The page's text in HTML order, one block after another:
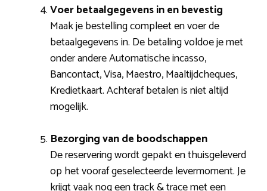
Voer betaalgegevens in en bevestig
Maak je bestelling compleet en voer de
betaalgegevens in. De betaling voldoe je met
onder andere Automatische incasso,
Bancontact, Visa, Maestro, Maaltijdcheques,
Kredietkaart. Achteraf betalen is niet altijd
mogelijk.
Bezorging van de boodschappen
De reservering wordt gepakt en thuisgeleverd
op het vooraf geselecteerde levermoment. Je
krijgt vaak nog een track & trace met een